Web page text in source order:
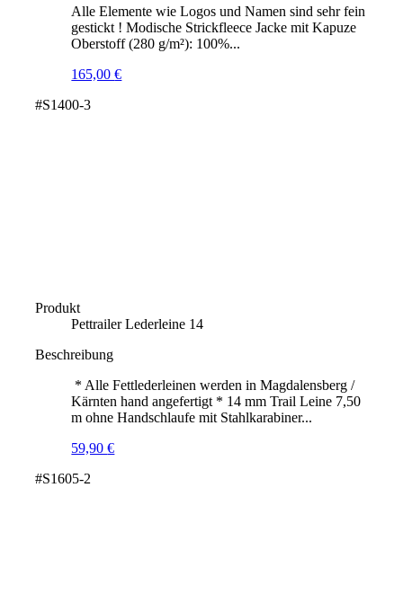
Alle Elemente wie Logos und Namen sind sehr fein
gestickt ! Modische Strickfleece Jacke mit Kapuze
Oberstoff (280 g/m²): 100%...
165,00€
#S1400-3
Produkt
Pettrailer Lederleine 14
Beschreibung
* Alle Fettlederleinen werden in Magdalensberg /
Kärnten hand angefertigt * 14 mm Trail Leine 7,50
m ohne Handschlaufe mit Stahlkarabiner...
59,90€
#S1605-2